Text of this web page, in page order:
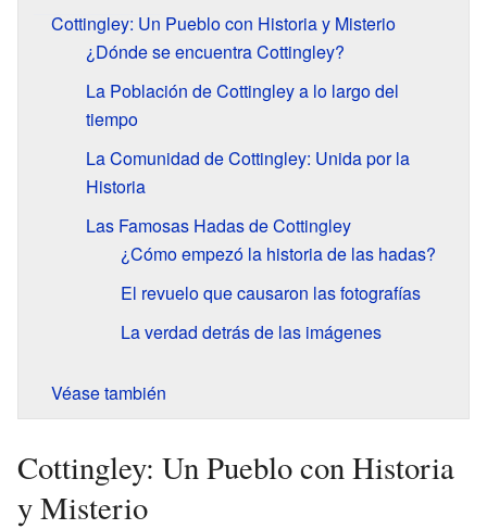
Cottingley: Un Pueblo con Historia y Misterio
¿Dónde se encuentra Cottingley?
La Población de Cottingley a lo largo del
tiempo
La Comunidad de Cottingley: Unida por la
Historia
Las Famosas Hadas de Cottingley
¿Cómo empezó la historia de las hadas?
El revuelo que causaron las fotografías
La verdad detrás de las imágenes
Véase también
Cottingley: Un Pueblo con Historia
y Misterio